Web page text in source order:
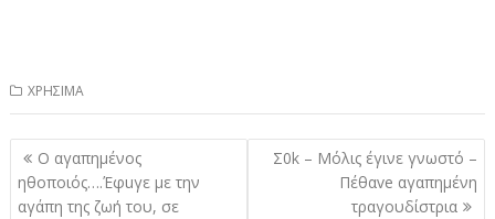
ΧΡΗΣΙΜΑ
Πλοήγηση
άρθρων
Ο αγαπημένος
ηθοποιός….Έφuγε με την
αγάπη της ζωή του, σε
Σ0k – Μόλις έγινε γνωστό –
Πέθαve αγαπημένη
τραγουδίστρια